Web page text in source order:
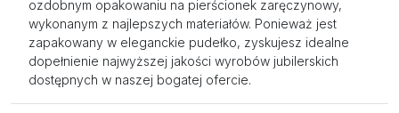
ozdobnym opakowaniu na pierścionek zaręczynowy,
wykonanym z najlepszych materiałów. Ponieważ jest
zapakowany w eleganckie pudełko, zyskujesz idealne
dopełnienie najwyższej jakości wyrobów jubilerskich
dostępnych w naszej bogatej ofercie.